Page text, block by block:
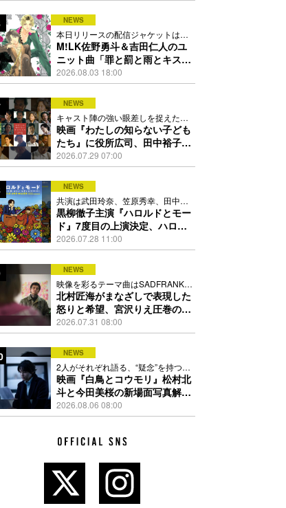
NEWS
本日リリースの配信ジャケットは
PEACH-PITが描き下ろし
M!LK佐野勇斗＆吉田仁人のユ
ニット曲「罪と罰と雨とキス」
MV公開、2人が霧雨と共に舞い
踊る
2026.08.03 18:00
NEWS
キャスト陣の強い眼差しを捉えたポ
スター、本予告も解禁
映画『わたしの知らない子ども
たち』に役所広司、田中裕子、
岡田准一、吉田羊、坂東龍汰ら
13人
2026.07.29 07:00
NEWS
共演は武田玲奈、笠原秀幸、田中要
次、井川遥
黒柳徹子主演『ハロルドとモー
ド』7度目の上演決定、ハロル
ド役はKEY TO LIT岩﨑大昇
2026.07.28 11:00
NEWS
映像を彩るテーマ曲はSADFRANKが
歌う「愛の讃歌」カバー
北村匠海がまなざしで表現した
怒りと希望、宮沢りえ圧巻の演
技が光る『しびれ』90秒予告解
禁
2026.07.31 08:00
NEWS
2人がそれぞれ語る、“疑念”を持つこ
との苦しさとは
映画『白鳥とコウモリ』松村北
斗と今田美桜の新場面写真解
禁、事件前後で一変する表情捉
えた全4点
2026.08.06 08:00